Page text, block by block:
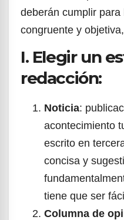
deberán cumplir
congruente y
I. Elegir un
redacción:
Noticia:
acontecimiento
escrito en
concisa y
tiene que ser
Columna de